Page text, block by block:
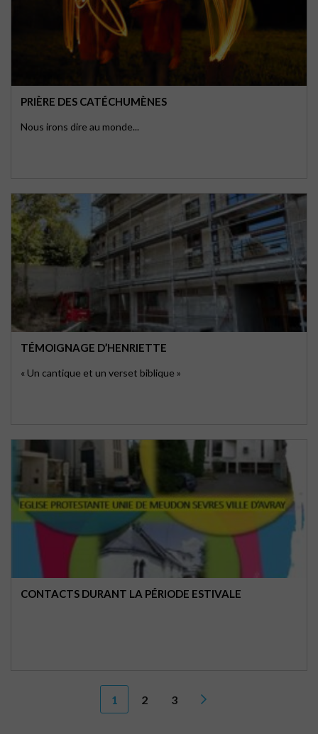
PRIÈRE DES CATÉCHUMÈNES
Nous irons dire au monde...
TÉMOIGNAGE D’HENRIETTE
« Un cantique et un verset biblique »
CONTACTS DURANT LA PÉRIODE ESTIVALE
1 2 3